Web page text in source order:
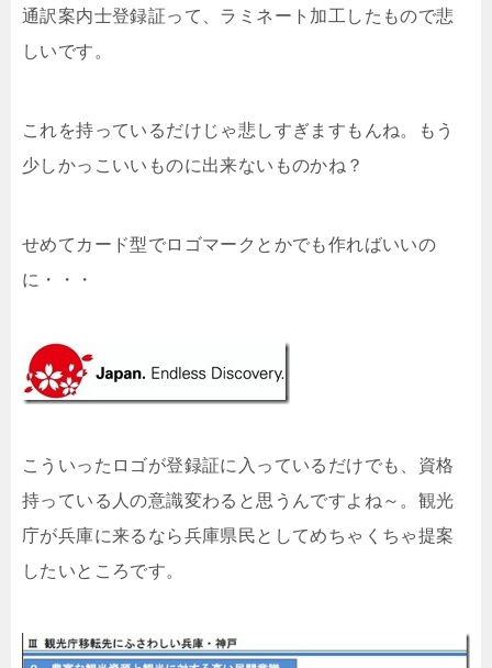
通訳案内士登録証って、ラミネート加工したもので悲
しいです。
これを持っているだけじゃ悲しすぎますもんね。もう
少しかっこいいものに出来ないものかね？
せめてカード型でロゴマークとかでも作ればいいの
に・・・
こういったロゴが登録証に入っているだけでも、資格
持っている人の意識変わると思うんですよね～。観光
庁が兵庫に来るなら兵庫県民としてめちゃくちゃ提案
したいところです。